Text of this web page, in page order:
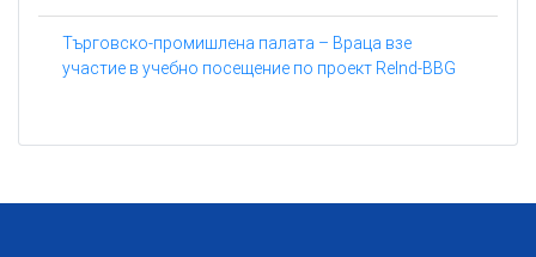
Търговско-промишлена палата – Враца взе
участие в учебно посещение по проект ReInd-BBG